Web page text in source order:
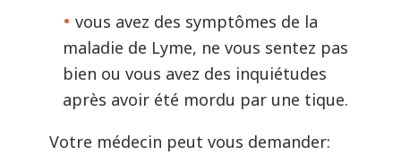
vous avez des symptômes de la
maladie de Lyme, ne vous sentez pas
bien ou vous avez des inquiétudes
après avoir été mordu par une tique.
Votre médecin peut vous demander: